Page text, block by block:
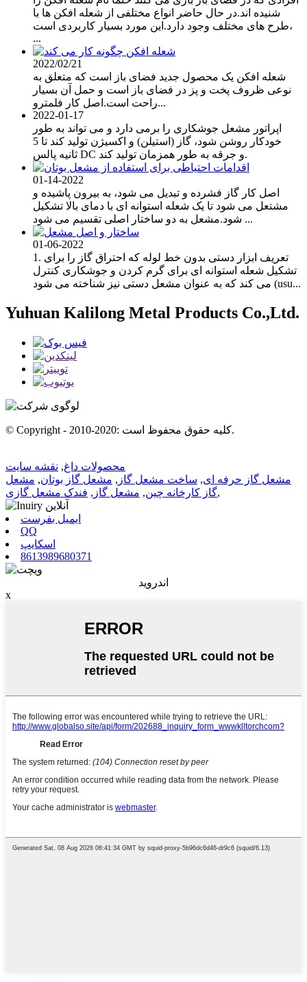
شنیده اند.در حال حاضر انواع مختلفی از شعله افکن ها با
طرح های مختلف وجود دارد.این مورد بسیار کاربردی است،
...
2022/02/21
شعله افکن یک محصول جدید فضای باز است که متعلق به
نوعی ظروف پخت و پز در فضای باز است و حمل آن بسیار
راحت است.اصل کار فلمترو...
2022-01-17
اپراتور مشعل جوشکاری را برمی دارد و می تواند به طور
خودکار روشن شود، گاز (استیلن) ​​و اکسیژن تولید کند تا 5
ثانیه پالس DC و جرقه به طور همزمان تولید کند.
01-14-2022
اصل کار گاز فشرده و تبدیل می شود، به بیرون پاشیده و
مشتعل می شود تا یک شعله استوانه ای با دمای بالا تشکیل
شود.مشعل به دو ساختار اصلی تقسیم می شود ...
01-06-2022
1. تعریف ابزار دستی بدون خط لوله که احتراق گاز را برای
تشکیل شعله استوانه ای برای گرم کردن و جوشکاری کنترل
می کند که به عنوان مشعل دستی نیز شناخته می شود (usu...
Yuhuan Kalilong Metal Products Co.,Ltd.
© Copyright - 2010-2020: کلیه حقوق محفوظ است.
محصولات داغ, نقشه سایت
مشعل گاز حرفه ای, ساخت مشعل گاز , مشعل گاز بوتان, مشعل
گاز کارخانه چین, مشعل گاز , فندک مشعل گازی ,
ایمیل بفرست
QQ
اسکایپ
8613989680371
اندروید
x